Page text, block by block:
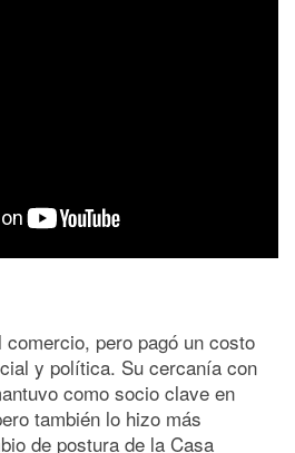
pero pagó un costo
y política. Su cercanía con
como socio clave en
también lo hizo más
de postura de la Casa